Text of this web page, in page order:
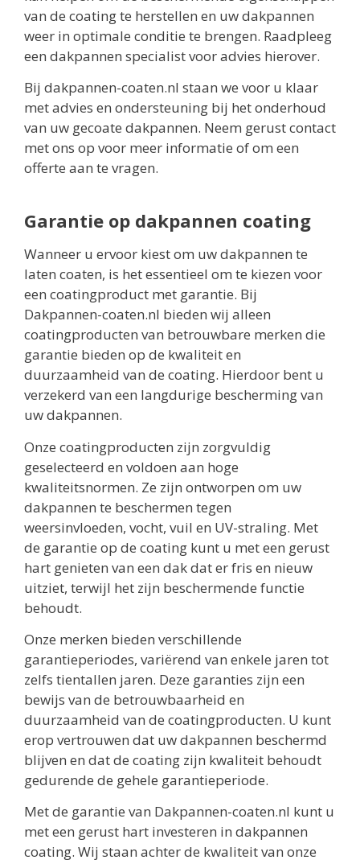
van de coating te herstellen en uw dakpannen
weer in optimale conditie te brengen. Raadpleeg
een dakpannen specialist voor advies hierover.
Bij dakpannen-coaten.nl staan we voor u klaar
met advies en ondersteuning bij het onderhoud
van uw gecoate dakpannen. Neem gerust contact
met ons op voor meer informatie of om een
offerte aan te vragen.
Garantie op dakpannen coating
Wanneer u ervoor kiest om uw dakpannen te
laten coaten, is het essentieel om te kiezen voor
een coatingproduct met garantie. Bij
Dakpannen-coaten.nl bieden wij alleen
coatingproducten van betrouwbare merken die
garantie bieden op de kwaliteit en
duurzaamheid van de coating. Hierdoor bent u
verzekerd van een langdurige bescherming van
uw dakpannen.
Onze coatingproducten zijn zorgvuldig
geselecteerd en voldoen aan hoge
kwaliteitsnormen. Ze zijn ontworpen om uw
dakpannen te beschermen tegen
weersinvloeden, vocht, vuil en UV-straling. Met
de garantie op de coating kunt u met een gerust
hart genieten van een dak dat er fris en nieuw
uitziet, terwijl het zijn beschermende functie
behoudt.
Onze merken bieden verschillende
garantieperiodes, variërend van enkele jaren tot
zelfs tientallen jaren. Deze garanties zijn een
bewijs van de betrouwbaarheid en
duurzaamheid van de coatingproducten. U kunt
erop vertrouwen dat uw dakpannen beschermd
blijven en dat de coating zijn kwaliteit behoudt
gedurende de gehele garantieperiode.
Met de garantie van Dakpannen-coaten.nl kunt u
met een gerust hart investeren in dakpannen
coating. Wij staan achter de kwaliteit van onze